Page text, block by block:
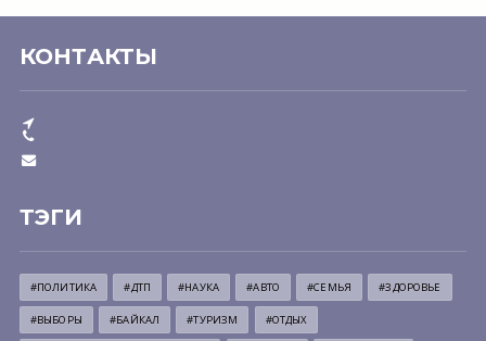
КОНТАКТЫ
ТЭГИ
#ПОЛИТИКА #ДТП #НАУКА #АВТО #СЕМЬЯ #ЗДОРОВЬЕ
#ВЫБОРЫ #БАЙКАЛ #ТУРИЗМ #ОТДЫХ